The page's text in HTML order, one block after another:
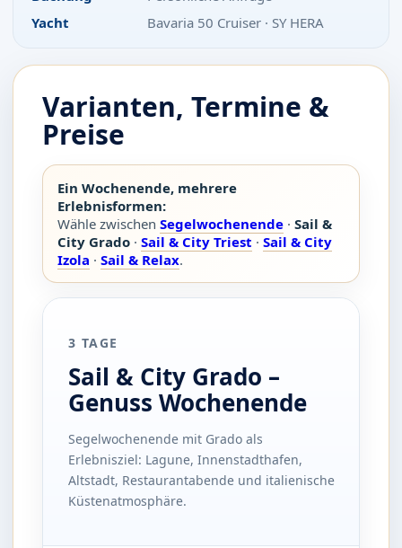
Yacht
Bavaria 50 Cruiser · SY HERA
Varianten, Termine &
Preise
Ein Wochenende, mehrere
Erlebnisformen:
Wähle zwischen Segelwochenende · Sail &
City Grado · Sail & City Triest · Sail & City
Izola · Sail & Relax.
3 TAGE
Sail & City Grado –
Genuss Wochenende
Segelwochenende mit Grado als
Erlebnisziel: Lagune, Innenstadthafen,
Altstadt, Restaurantabende und italienische
Küstenatmosphäre.